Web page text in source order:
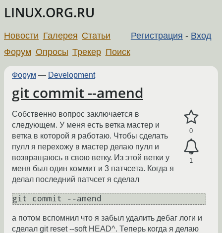
LINUX.ORG.RU
Регистрация - Вход
Новости Галерея Статьи
Форум Опросы Трекер Поиск
Форум — Development
git commit --amend
0
1
Собственно вопрос заключается в
следующем. У меня есть ветка мастер и
ветка в которой я работаю. Чтобы сделать
пулл я перехожу в мастер делаю пулл и
возвращаюсь в свою ветку. Из этой ветки у
меня был один коммит и 3 патчсета. Когда я
делал последний патчсет я сделал
git commit --amend
а потом вспомнил что я забыл удалить дебаг логи и
сделал git reset --soft HEAD^. Теперь когда я делаю